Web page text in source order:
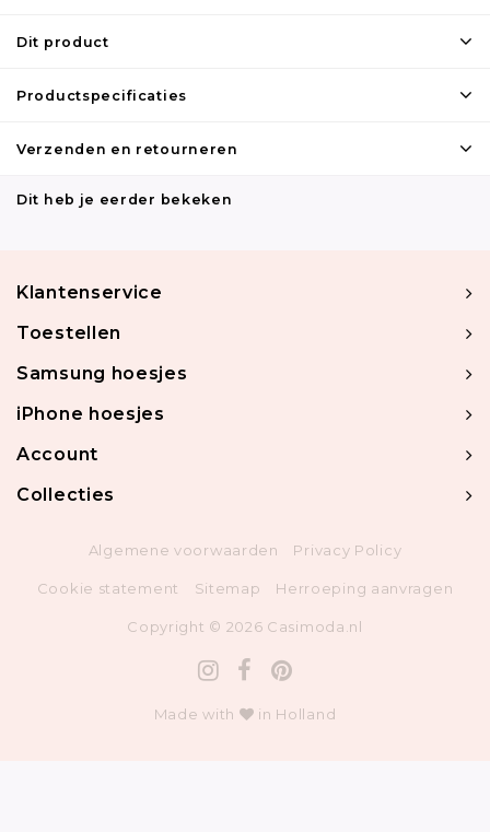
Dit product
Productspecificaties
Verzenden en retourneren
Dit heb je eerder bekeken
Klantenservice
Toestellen
Samsung hoesjes
iPhone hoesjes
Account
Collecties
Algemene voorwaarden Privacy Policy
Cookie statement Sitemap Herroeping aanvragen
Copyright © 2026 Casimoda.nl
Made with in Holland